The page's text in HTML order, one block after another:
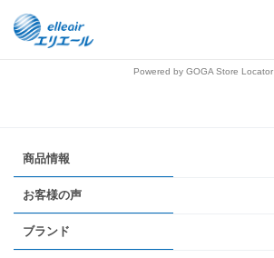
Powered by GOGA Store Locator
商品情報
お客様の声
ブランド